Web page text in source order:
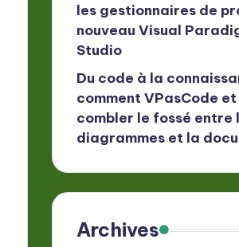
les gestionnaires de
nouveau Visual
Studio
Du code à la
comment VPasCode
combler le fossé entre
diagrammes et la
Archives